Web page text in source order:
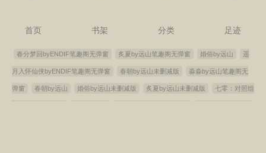
首页 书架 分类 足迹
春分梦回byENDIF笔趣阁无弹窗 炙夏by远山笔趣阁无弹窗 婚俗by远山 遥
月入怀仙侠byENDIF笔趣阁无弹窗 春朝by远山未删减版 淼淼by远山笔趣阁无
弹窗 春朝by远山 婚俗by远山未删减版 炙夏by远山未删减版 七零：对照组